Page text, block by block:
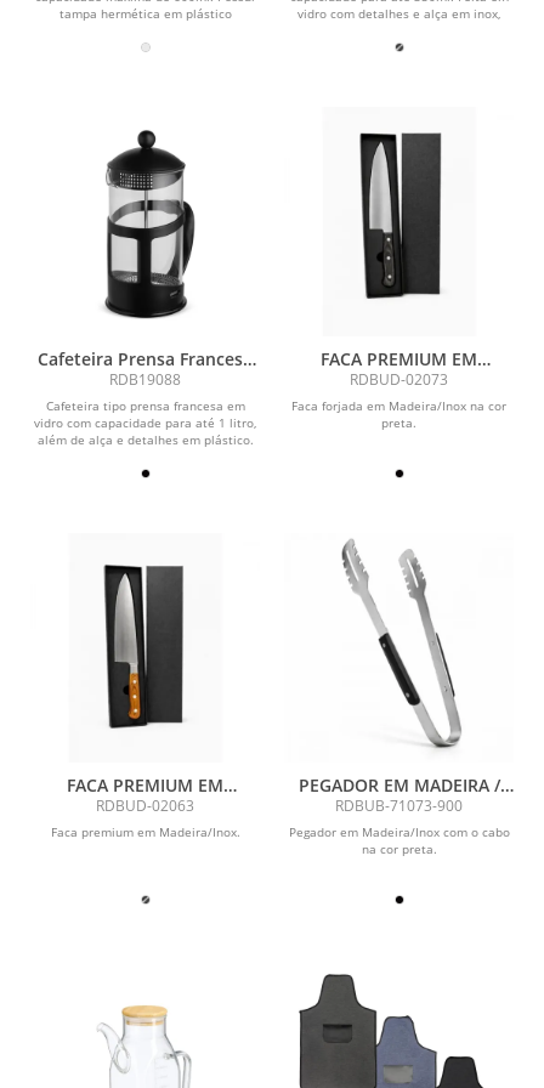
tampa hermética em plástico
vidro com detalhes e alça em inox,
Cafeteira Prensa Francesa
1L
RDB19088
Cafeteira tipo prensa francesa em
vidro com capacidade para até 1 litro,
além de alça e detalhes em plástico.
FACA PREMIUM EM
MADEIRA /INOX - PRETO
RDBUD-02073
Faca forjada em Madeira/Inox na cor
preta.
FACA PREMIUM EM
MADEIRA / INOX
RDBUD-02063
Faca premium em Madeira/Inox.
PEGADOR EM MADEIRA /
INOX - PRETO - 33CM
RDBUB-71073-900
Pegador em Madeira/Inox com o cabo
na cor preta.